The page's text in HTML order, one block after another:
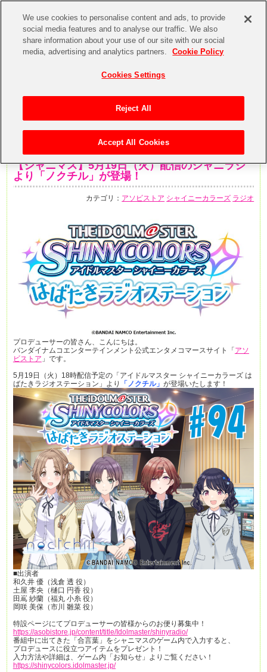
【シャニマス】5月19日（火）配信のシャニラジ
より「ノクチル」が登場！
カテゴリ： アソビストア シャイニーカラーズ ラジオ
プロデューサーの皆さん、こんにちは。
バンダイナムコエンターテインメント公式エンタメコマースサイト「 アソ
ビストア 」です。
5月19日（火）18時配信予定の「アイドルマスター シャイニーカラーズ は
ばたきラジオステーション」より
「ノクチル」 が登場いたします！
■出演者
和久井 優（浅倉 透 役）
土屋 李央（樋口 円香 役）
田嶌 紗蘭（福丸 小糸 役）
岡咲 美保（市川 雛菜 役）
特設ページにてプロデューサーの皆様からのお便り募集中！
https://asobistore.jp/content/title/Idolmaster/shinyradio/
番組中に出てきた「合言葉」をシャニマスのゲーム内で入力すると、
プロデュースに役立つアイテムをプレゼント！
入力方法や詳細は、ゲーム内「お知らせ」よりご覧ください！
https://shinycolors.idolmaster.jp/
We use cookies to personalise content and ads, to provide
social media features and to analyse our traffic. We also
share information about your use of our site with our social
media, advertising and analytics partners.
Cookie Policy
Cookies Settings
Reject All
Accept All Cookies